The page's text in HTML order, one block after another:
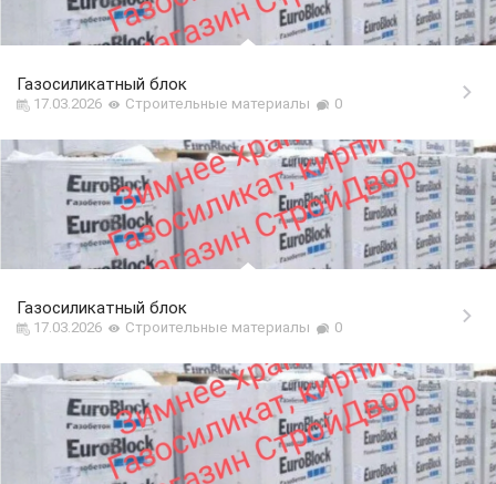
Газосиликатный блок
17.03.2026 Строительные материалы 0
Газосиликатный блок
17.03.2026 Строительные материалы 0